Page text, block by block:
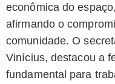
econômica do
afirmando o
comunidade. O
Vinícius, destacou a
fundamental para